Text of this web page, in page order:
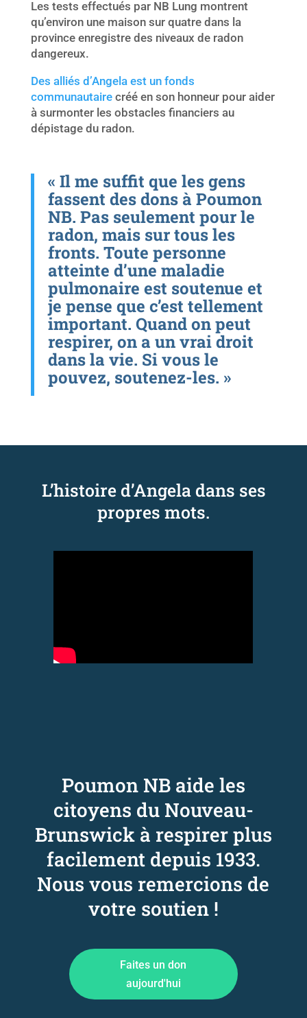
Les tests effectués par NB Lung montrent
qu’environ une maison sur quatre dans la
province enregistre des niveaux de radon
dangereux.
Des alliés d’Angela est un fonds
communautairecréé en son honneur pour aider
à surmonter les obstacles financiers au
dépistage du radon.
« Il me suffit que les gens
fassent des dons à Poumon
NB. Pas seulement pour le
radon, mais sur tous les
fronts. Toute personne
atteinte d’une maladie
pulmonaire est soutenue et
je pense que c’est tellement
important. Quand on peut
respirer, on a un vrai droit
dans la vie. Si vous le
pouvez, soutenez-les. »
L’histoire d’Angela dans ses
propres mots.
Poumon NB aide les
citoyens du Nouveau-
Brunswick à respirer plus
facilement depuis 1933.
Nous vous remercions de
votre soutien !
Faites un don
aujourd'hui